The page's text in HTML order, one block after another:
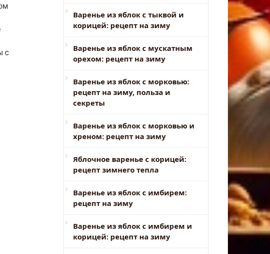
с
Варенье из яблок с тыквой и
корицей: рецепт на зиму
Варенье из яблок с мускатным
орехом: рецепт на зиму
Варенье из яблок с морковью:
рецепт на зиму, польза и
секреты
Варенье из яблок с морковью и
хреном: рецепт на зиму
Яблочное варенье с корицей:
рецепт зимнего тепла
Варенье из яблок с имбирем:
рецепт на зиму
Варенье из яблок с имбирем и
корицей: рецепт на зиму